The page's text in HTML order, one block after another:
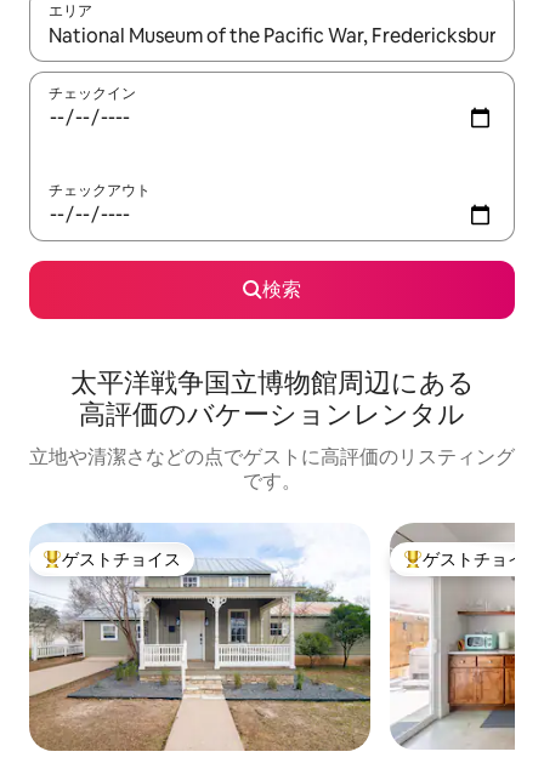
エリア
検索結果が表示されたら、上下の矢印キーを使って移動するか
チェックイン
チェックアウト
検索
太平洋戦争国立博物館⁠周⁠辺⁠に⁠あ⁠る
高⁠評⁠価⁠のバ⁠ケ⁠ー⁠シ⁠ョ⁠ン⁠レ⁠ン⁠タ⁠ル
立地や清潔さなどの点でゲストに高評価のリスティング
です。
大好評のゲストチョイスです。
ゲストチョイス 大好評のゲスト
ゲストチョイス